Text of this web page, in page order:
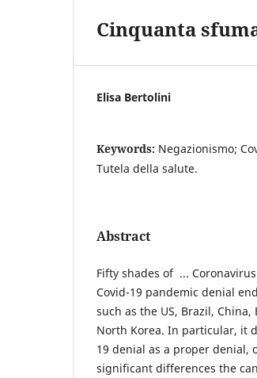
Cinquanta
Elisa Bertolini
Keywords: Negazionismo;
Tutela della salute.
Abstract
Fifty shades of ...
Covid-19 pandemic denial
such as the US, Brazil,
North Korea. In particular, it
19 denial as a proper denial,
significant differences the